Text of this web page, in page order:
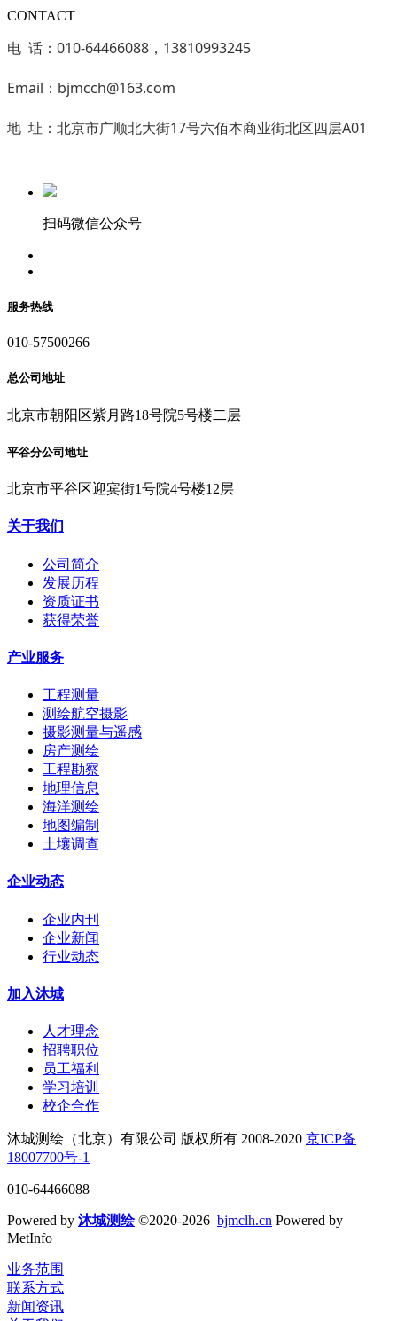
CONTACT
电 话：010-64466088，13810993245
Email：bjmcch@163.com
地 址：北京市广顺北大街17号六佰本商业街北区四层A01
扫码微信公众号
服务热线
010-57500266
总公司地址
北京市朝阳区紫月路18号院5号楼二层
平谷分公司地址
北京市平谷区迎宾街1号院4号楼12层
关于我们
公司简介
发展历程
资质证书
获得荣誉
产业服务
工程测量
测绘航空摄影
摄影测量与遥感
房产测绘
工程勘察
地理信息
海洋测绘
地图编制
土壤调查
企业动态
企业内刊
企业新闻
行业动态
加入沐城
人才理念
招聘职位
员工福利
学习培训
校企合作
沐城测绘（北京）有限公司 版权所有 2008-2020 京ICP备
18007700号-1
010-64466088
Powered by 沐城测绘 ©2020-2026 bjmclh.cn Powered by
MetInfo
业务范围
联系方式
新闻资讯